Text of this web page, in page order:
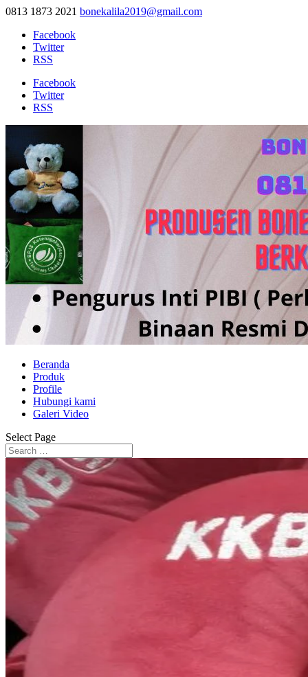
0813 1873 2021 bonekalila2019@gmail.com
Facebook
Twitter
RSS
Facebook
Twitter
RSS
Beranda
Produk
Profile
Hubungi kami
Galeri Video
Select Page